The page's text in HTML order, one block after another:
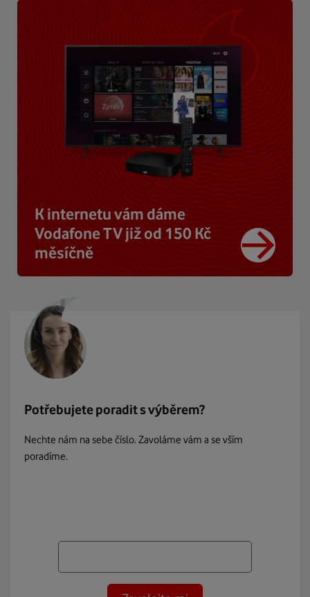
K internetu vám dáme
Vodafone TV již od 150 Kč
měsíčně
Potřebujete poradit s výběrem?
Nechte nám na sebe číslo. Zavoláme vám a se vším
poradíme.